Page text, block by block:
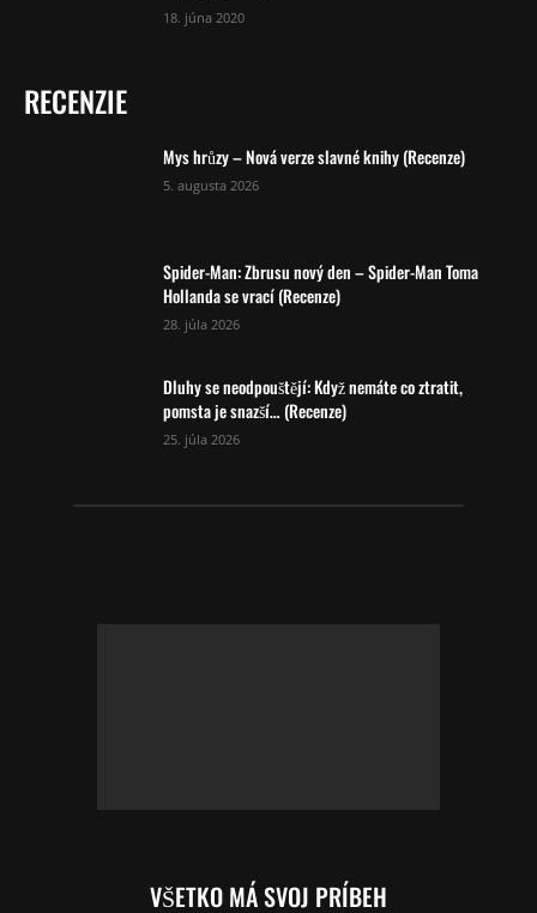
18. júna 2020
RECENZIE
Mys hrůzy – Nová verze slavné knihy (Recenze)
5. augusta 2026
Spider-Man: Zbrusu nový den – Spider-Man Toma
Hollanda se vrací (Recenze)
28. júla 2026
Dluhy se neodpouštějí: Když nemáte co ztratit,
pomsta je snazší… (Recenze)
25. júla 2026
VŠETKO MÁ SVOJ PRÍBEH